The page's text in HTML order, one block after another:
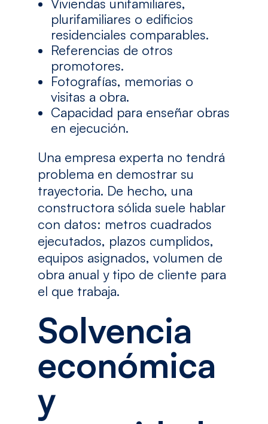
plurifamiliares o edificios
residenciales comparables.
Referencias de otros
promotores.
Fotografías, memorias o
visitas a obra.
Capacidad para enseñar obras
en ejecución.
Una empresa experta no tendrá
problema en demostrar su
trayectoria. De hecho, una
constructora sólida suele hablar
con datos: metros cuadrados
ejecutados, plazos cumplidos,
equipos asignados, volumen de
obra anual y tipo de cliente para
el que trabaja.
Solvencia
económica
y